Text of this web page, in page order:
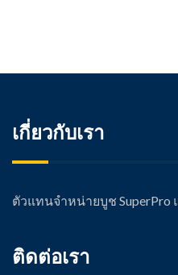
เกี่ยวกับเรา
ตัวแทนจำหน่ายบูช SuperPro
ติดต่อเรา